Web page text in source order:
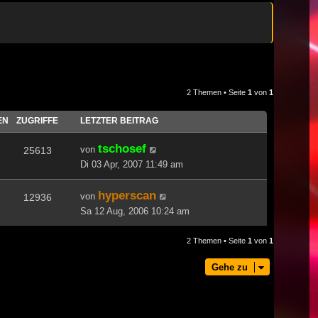
2 Themen • Seite 1 von 1
ZUGRIFFE LETZTER BEITRAG
25613 von tschosef
Di 03 Apr, 2007 11:49 am
12936 von hyperscan
Sa 12 Aug, 2006 10:24 am
2 Themen • Seite 1 von 1
Gehe zu